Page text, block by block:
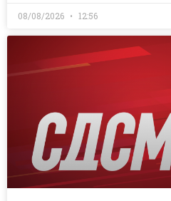
08/08/2026 12:56